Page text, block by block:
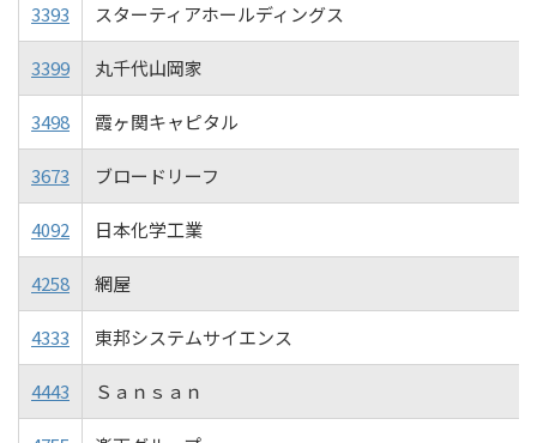
3393 スターティアホールディングス
3399 丸千代山岡家
3498 霞ヶ関キャピタル
3673 ブロードリーフ
4092 日本化学工業
4258 網屋
4333 東邦システムサイエンス
4443 Ｓａｎｓａｎ